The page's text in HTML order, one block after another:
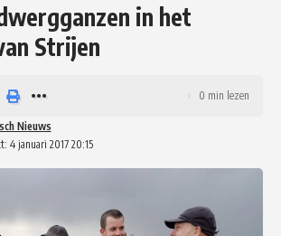
in het
Strijen
4 januari 2017 20:15
Nieuws
0 min lezen